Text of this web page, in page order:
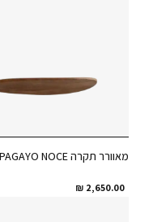
מאוורר תקרה PAPAGAYO NOCE
2,650.00
₪